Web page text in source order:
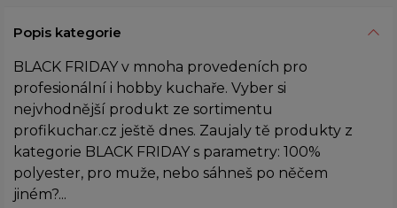
Popis kategorie
BLACK FRIDAY v mnoha provedeních pro
profesionální i hobby kuchaře. Vyber si
nejvhodnější produkt ze sortimentu
profikuchar.cz ještě dnes. Zaujaly tě produkty z
kategorie BLACK FRIDAY s parametry: 100%
polyester, pro muže, nebo sáhneš po něčem
jiném?...